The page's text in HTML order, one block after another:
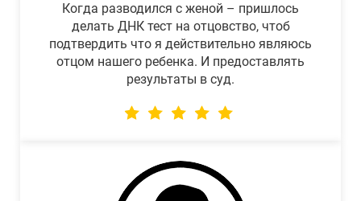
Когда разводился с женой – пришлось
делать ДНК тест на отцовство, чтоб
подтвердить что я действительно являюсь
отцом нашего ребенка. И предоставлять
результаты в суд.